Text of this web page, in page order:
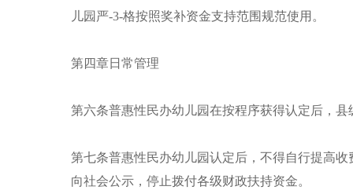
儿园严-3-格按照奖补资金支持范围规范使用。
第四章日常管理
第六条普惠性民办幼儿园在按程序获得认定后，
第七条普惠性民办幼儿园认定后，不得自行提高
向社会公示，停止拨付各级财政扶持资金。